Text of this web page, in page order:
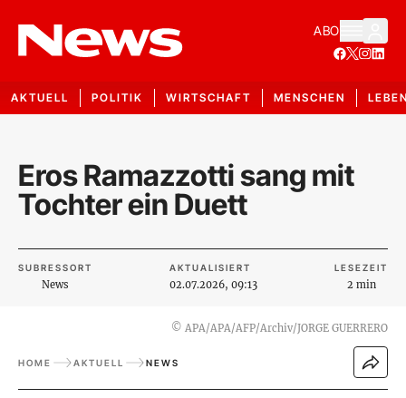
ABO
AKTUELL POLITIK WIRTSCHAFT MENSCHEN
Eros Ramazzotti sang mit
Tochter ein Duett
SUBRESSORT
News
AKTUALISIERT
02.07.2026, 09:13
LESEZEIT
2 min
© APA/APA/AFP/Archiv/JORGE GUERRERO
HOME AKTUELL NEWS